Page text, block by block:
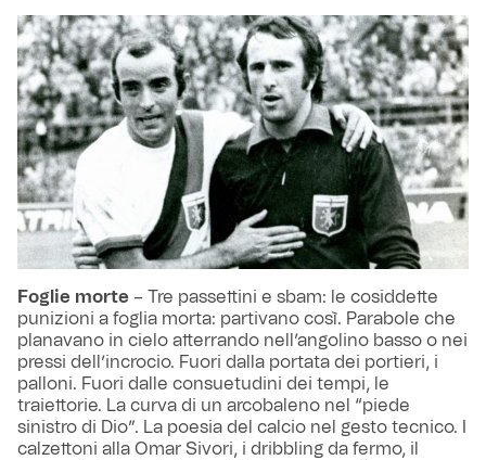
Foglie morte – Tre passettini e sbam: le cosiddette
punizioni a foglia morta: partivano così. Parabole che
planavano in cielo atterrando nell’angolino basso o nei
pressi dell’incrocio. Fuori dalla portata dei portieri, i
palloni. Fuori dalle consuetudini dei tempi, le
traiettorie. La curva di un arcobaleno nel “piede
sinistro di Dio”. La poesia del calcio nel gesto tecnico. I
calzettoni alla Omar Sivori, i dribbling da fermo, il